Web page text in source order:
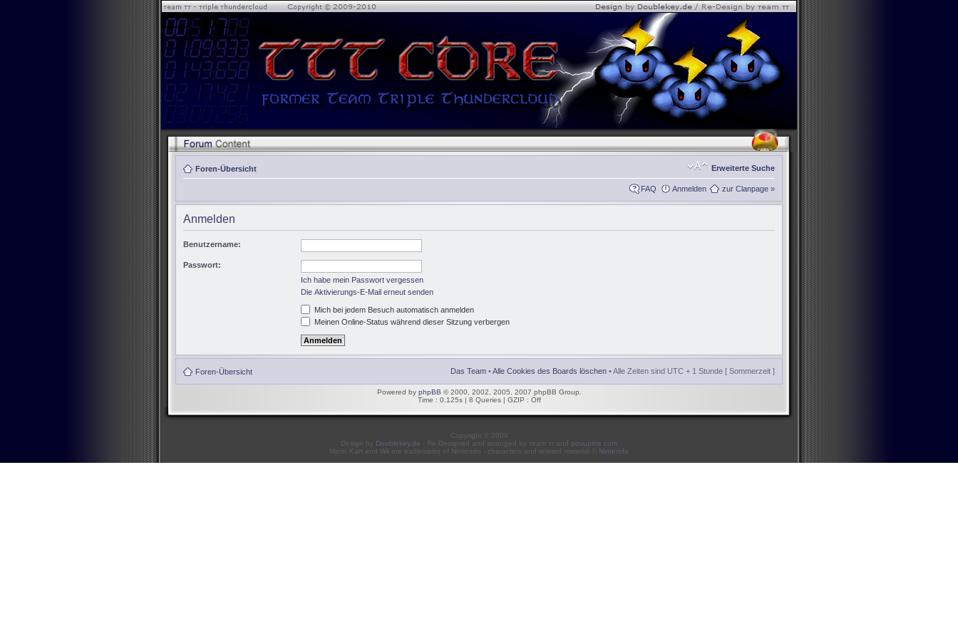
Foren-Übersicht Erweiterte Suche
FAQ Anmelden zur Clanpage »
Anmelden
Benutzername:
Passwort:
Ich habe mein Passwort vergessen
Die Aktivierungs-E-Mail erneut senden
Mich bei jedem Besuch automatisch anmelden
Meinen Online-Status während dieser Sitzung verbergen
Foren-Übersicht Das Team •Alle Cookies des Boards löschen • Alle Zeiten sind UTC + 1 Stunde [ Sommerzeit ]
Powered by phpBB © 2000, 2002, 2005, 2007 phpBB Group.
Time : 0.125s | 8 Queries | GZIP : Off
Copyright © 2009
Design by Doublekey.de - Re-Designed and arranged by τeam ττ and povupine.com
Mario Kart and Wii are trademarks of Nintendo - characters and related material © Nintendo